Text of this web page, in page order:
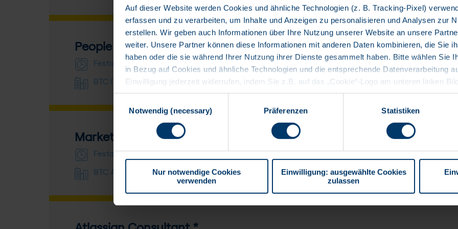
Auf dieser Website werden Cookies und ähnliche Technologien (z. B. Tracking-Pixel)
erfassen und zu verarbeiten, um Inhalte und Anzeigen zu personalisieren und Analysen zur
erstellen. Wir geben auch Informationen über Ihre Nutzung unserer Website an unsere
weiter. Unsere Partner können diese Informationen mit anderen Daten kombinieren, die Sie
haben oder die sie während Ihrer Nutzung ihrer Dienste gesammelt haben. Bitte wählen Sie
in Bezug auf Cookies und ähnliche Technologien und die entsprechende Datenverarbeitung
Einwilligung jederzeit widerrufen, indem Sie z.B. auf das „Cookie“-Logo am unteren linken
Banner wieder aufrufen und die gewünschten Einstellungen vornehmen. Weitere
betreffenden Datenverarbeitung, die Verwendung von Cookies und anderen Technologien,
Datenschutzerklärung
. Hier können Sie außerdem unser Impressum einsehen .
Notwendig (necessary)
Präferenzen Statistiken
Nur notwendige Cookies
verwenden
Einwilligung: ausgewählte Cookies
zulassen
People Lead *
Festanstellung
BTC IT Services GmbH
Marketing Manager *in / Kampagnenmanager *in
Festanstellung
BTC AG